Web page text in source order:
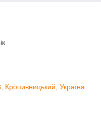
Кропивницький, Україна